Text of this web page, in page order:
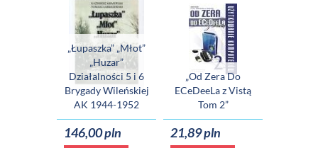
„Łupaszka” „Młot”
„Huzar”
Działalności 5 i 6
Brygady Wileńskiej
AK 1944-1952
146,00 pln
„Od Zera Do
ECeDeeLa z Vistą
Tom 2”
21,89 pln